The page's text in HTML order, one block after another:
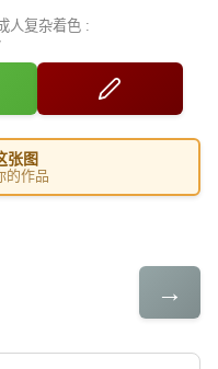
人复杂着色 :
张图
的作品
→